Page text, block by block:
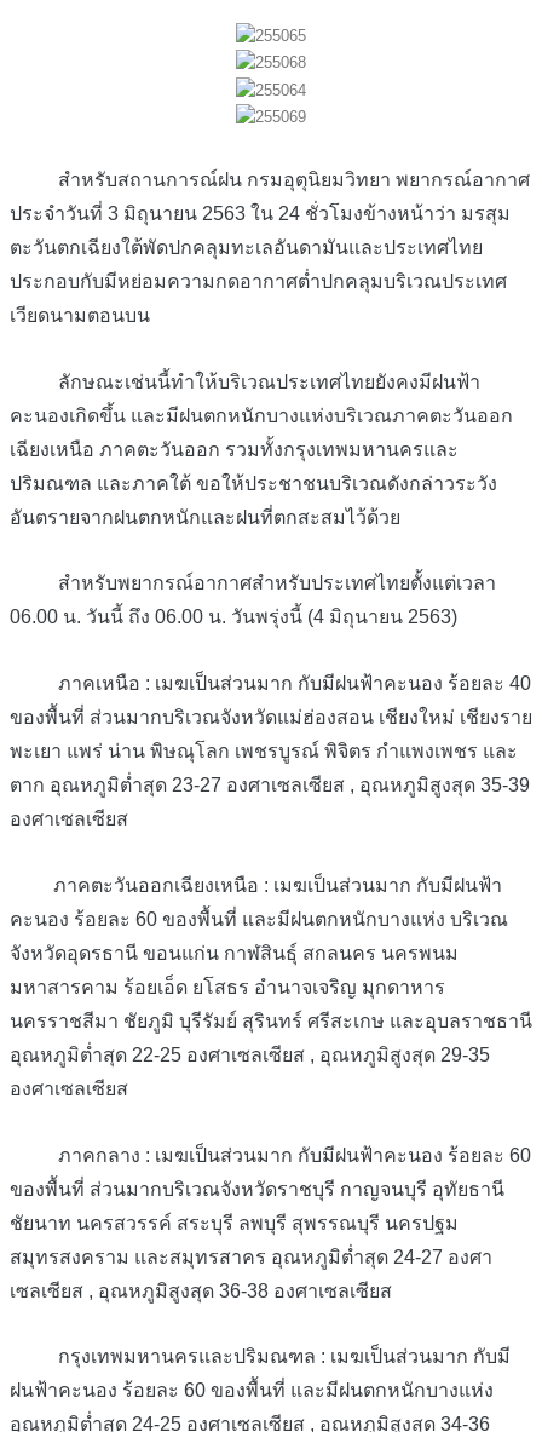
สำหรับสถานการณ์ฝน กรมอุตุนิยมวิทยา พยากรณ์อากาศ
ประจำวันที่ 3 มิถุนายน 2563 ใน 24 ชั่วโมงข้างหน้าว่า มรสุม
ตะวันตกเฉียงใต้พัดปกคลุมทะเลอันดามันและประเทศไทย
ประกอบกับมีหย่อมความกดอากาศต่ำปกคลุมบริเวณประเทศ
เวียดนามตอนบน
ลักษณะเช่นนี้ทำให้บริเวณประเทศไทยยังคงมีฝนฟ้า
คะนองเกิดขึ้น และมีฝนตกหนักบางแห่งบริเวณภาคตะวันออก
เฉียงเหนือ ภาคตะวันออก รวมทั้งกรุงเทพมหานครและ
ปริมณฑล และภาคใต้ ขอให้ประชาชนบริเวณดังกล่าวระวัง
อันตรายจากฝนตกหนักและฝนที่ตกสะสมไว้ด้วย
สำหรับพยากรณ์อากาศสำหรับประเทศไทยตั้งแต่เวลา
06.00 น. วันนี้ ถึง 06.00 น. วันพรุ่งนี้ (4 มิถุนายน 2563)
ภาคเหนือ : เมฆเป็นส่วนมาก กับมีฝนฟ้าคะนอง ร้อยละ 40
ของพื้นที่ ส่วนมากบริเวณจังหวัดแม่ฮ่องสอน เชียงใหม่ เชียงราย
พะเยา แพร่ น่าน พิษณุโลก เพชรบูรณ์ พิจิตร กำแพงเพชร และ
ตาก อุณหภูมิต่ำสุด 23-27 องศาเซลเซียส , อุณหภูมิสูงสุด 35-39
องศาเซลเซียส
ภาคตะวันออกเฉียงเหนือ : เมฆเป็นส่วนมาก กับมีฝนฟ้า
คะนอง ร้อยละ 60 ของพื้นที่ และมีฝนตกหนักบางแห่ง บริเวณ
จังหวัดอุดรธานี ขอนแก่น กาฬสินธุ์ สกลนคร นครพนม
มหาสารคาม ร้อยเอ็ด ยโสธร อำนาจเจริญ มุกดาหาร
นครราชสีมา ชัยภูมิ บุรีรัมย์ สุรินทร์ ศรีสะเกษ และอุบลราชธานี
อุณหภูมิต่ำสุด 22-25 องศาเซลเซียส , อุณหภูมิสูงสุด 29-35
องศาเซลเซียส
ภาคกลาง : เมฆเป็นส่วนมาก กับมีฝนฟ้าคะนอง ร้อยละ 60
ของพื้นที่ ส่วนมากบริเวณจังหวัดราชบุรี กาญจนบุรี อุทัยธานี
ชัยนาท นครสวรรค์ สระบุรี ลพบุรี สุพรรณบุรี นครปฐม
สมุทรสงคราม และสมุทรสาคร อุณหภูมิต่ำสุด 24-27 องศา
เซลเซียส , อุณหภูมิสูงสุด 36-38 องศาเซลเซียส
กรุงเทพมหานครและปริมณฑล : เมฆเป็นส่วนมาก กับมี
ฝนฟ้าคะนอง ร้อยละ 60 ของพื้นที่ และมีฝนตกหนักบางแห่ง
อุณหภูมิต่ำสุด 24-25 องศาเซลเซียส , อุณหภูมิสูงสุด 34-36